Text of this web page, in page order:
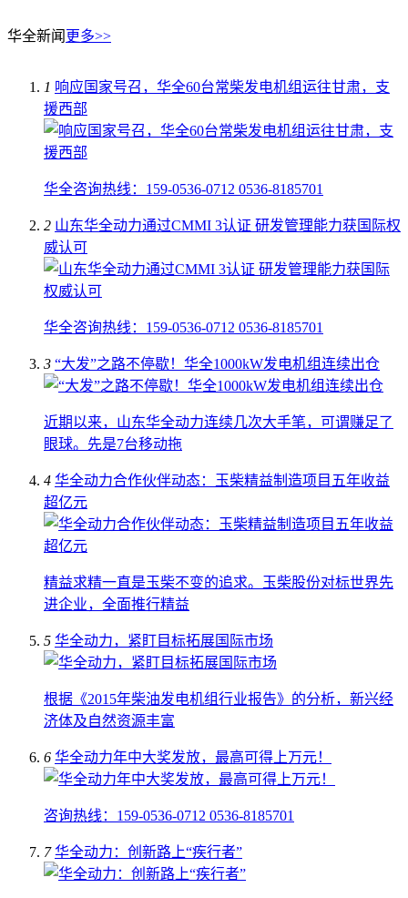
华全新闻 更多>>
1 响应国家号召，华全60台常柴发电机组运往甘肃，支
援西部
华全咨询热线：159-0536-0712 0536-8185701
2 山东华全动力通过CMMI 3认证 研发管理能力获国际权
威认可
华全咨询热线：159-0536-0712 0536-8185701
3 “大发”之路不停歇！华全1000kW发电机组连续出仓
近期以来，山东华全动力连续几次大手笔，可谓赚足了
眼球。先是7台移动拖
4 华全动力合作伙伴动态：玉柴精益制造项目五年收益
超亿元
精益求精一直是玉柴不变的追求。玉柴股份对标世界先
进企业，全面推行精益
5 华全动力，紧盯目标拓展国际市场
根据《2015年柴油发电机组行业报告》的分析，新兴经
济体及自然资源丰富
6 华全动力年中大奖发放，最高可得上万元！
咨询热线：159-0536-0712 0536-8185701
7 华全动力：创新路上“疾行者”